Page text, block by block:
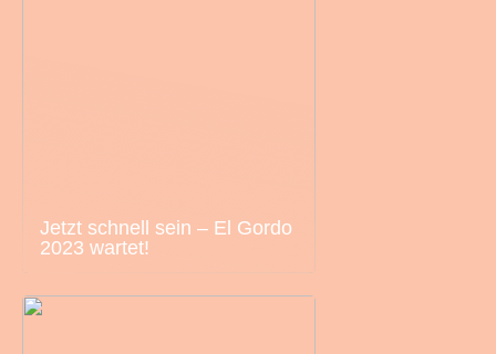
Jetzt schnell sein – El Gordo
2023 wartet!